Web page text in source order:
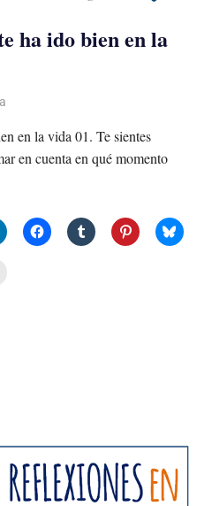
ha ido bien en la
en la vida 01. Te sientes
en cuenta en qué momento